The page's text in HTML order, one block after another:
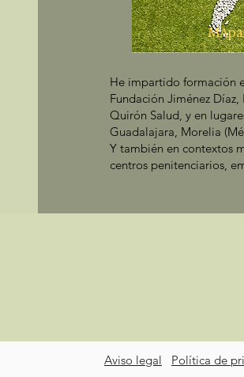
He impartido formación
Fundación Jiménez
Quirón Salud, y en
Guadalajara, Morelia
Y también en contextos
centros penitenciarios,
Aviso legal Política de